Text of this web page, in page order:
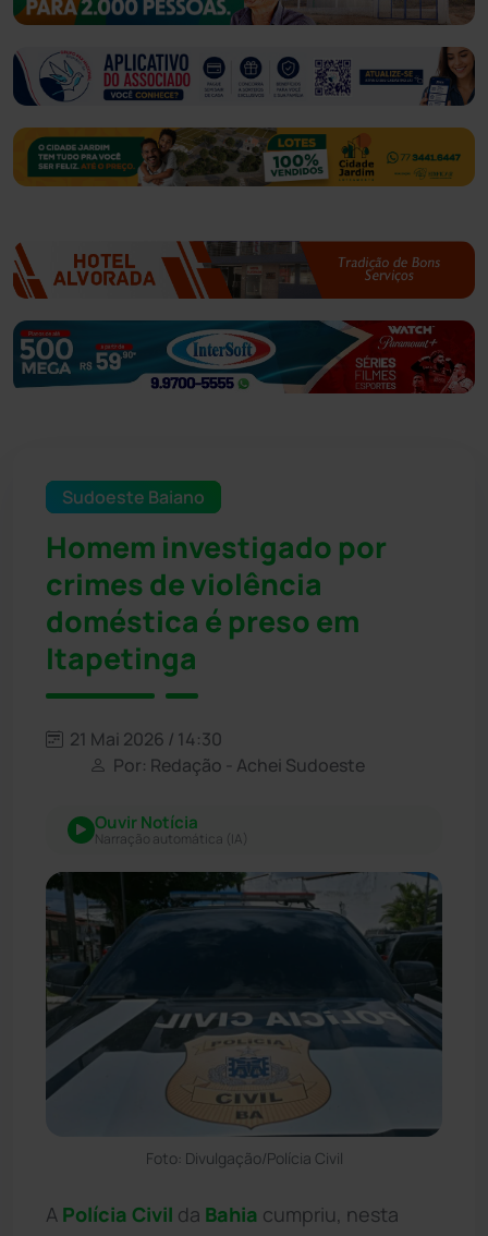
Sudoeste Baiano
Homem investigado por
crimes de violência
doméstica é preso em
Itapetinga
21 Mai 2026 / 14:30
Por: Redação - Achei Sudoeste
Ouvir Notícia
Narração automática (IA)
Foto: Divulgação/Polícia Civil
A Polícia Civil da Bahia cumpriu, nesta